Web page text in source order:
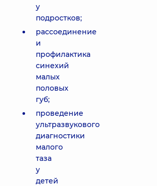
у
подростков;
рассоединение
и
профилактика
синехий
малых
половых
губ;
проведение
ультразвукового
диагностики
малого
таза
у
детей